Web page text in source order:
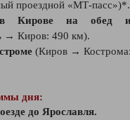
проездной «МТ-пасс»)*.
Кирове на обед
→ Киров: 490 км).
(Киров →
дня:
до Ярославля.